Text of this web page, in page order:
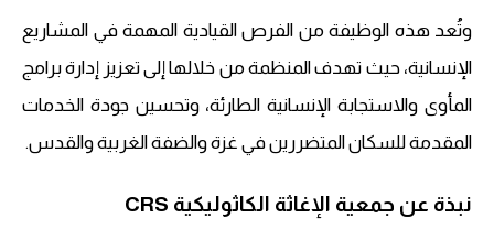
وتُعد هذه الوظيفة من الفرص القيادية المهمة في المشاريع
الإنسانية، حيث تهدف المنظمة من خلالها إلى تعزيز إدارة برامج
المأوى والاستجابة الإنسانية الطارئة، وتحسين جودة الخدمات
المقدمة للسكان المتضررين في غزة والضفة الغربية والقدس.
نبذة عن جمعية الإغاثة الكاثوليكية CRS